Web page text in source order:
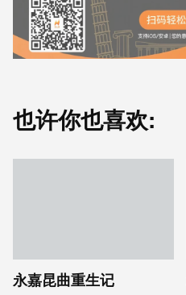
也许你也喜欢:
永嘉昆曲重生记